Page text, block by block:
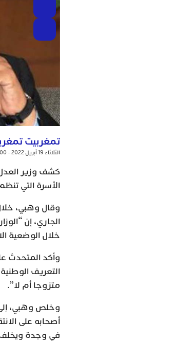
تمغربيت
الثلاثاء 19 أبريل 2022 - 9:00
كشف وزير
الأسرة التي
الجاري، إن
خلال الوضعية
وأكد المتحدث
التعريف
متزوجا أم لا”.
وخلص وهبي،
أصحابه على